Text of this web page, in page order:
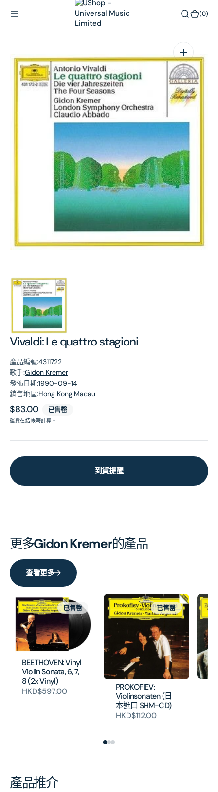
(0)
Vivaldi: Le quattro stagioni
產品編號:4311722
歌手:Gidon Kremer
發佈日期:1990-09-14
銷售地區:Hong Kong,Macau
原
價
$83.00 已售罄
運費在結帳時計算。
到貨提醒
在
相
簿
中
開
啟
1
張
更多Gidon Kremer的產品
查看更多
BEETHOVEN: Vinyl
Violin Sonata, 6, 7,
8 (2x Vinyl)
HKD$597.00
已售罄
PROKOFIEV:
Violinsonaten (日
本進口 SHM-CD)
HKD$112.00
已售罄
產品推介